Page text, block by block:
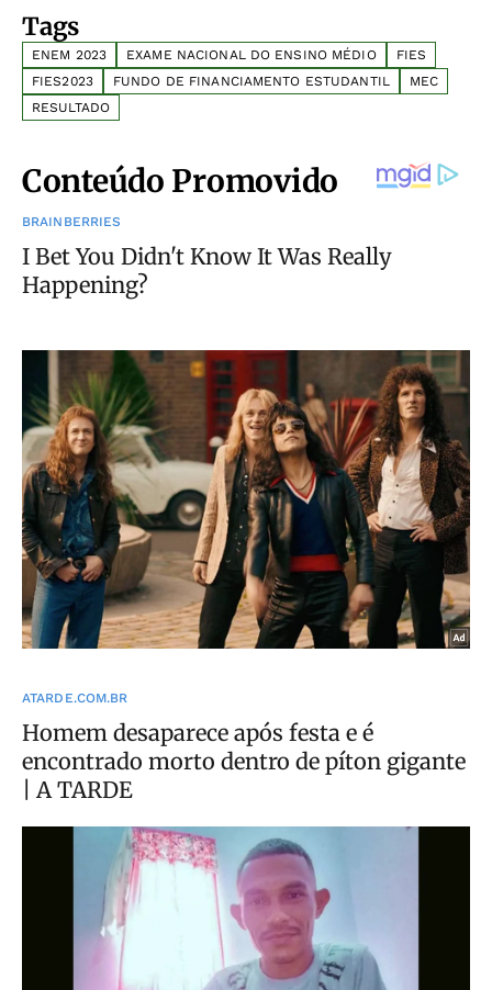
Tags
ENEM 2023 EXAME NACIONAL DO ENSINO MÉDIO
FIES
FIES2023
FUNDO DE FINANCIAMENTO ESTUDANTIL
MEC
RESULTADO